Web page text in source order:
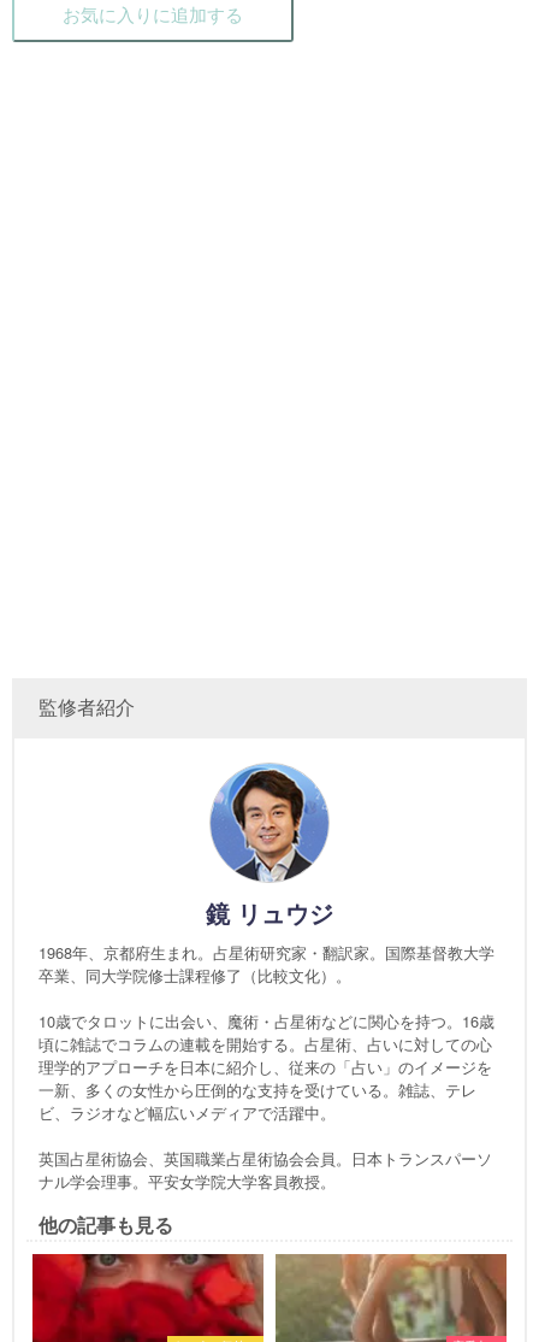
お気に入りに追加する
監修者紹介
鏡 リュウジ
1968年、京都府生まれ。占星術研究家・翻訳家。国際基督教大学
卒業、同大学院修士課程修了（比較文化）。
10歳でタロットに出会い、魔術・占星術などに関心を持つ。16歳
頃に雑誌でコラムの連載を開始する。占星術、占いに対しての心
理学的アプローチを日本に紹介し、従来の「占い」のイメージを
一新、多くの女性から圧倒的な支持を受けている。雑誌、テレ
ビ、ラジオなど幅広いメディアで活躍中。
英国占星術協会、英国職業占星術協会会員。日本トランスパーソ
ナル学会理事。平安女学院大学客員教授。
他の記事も見る